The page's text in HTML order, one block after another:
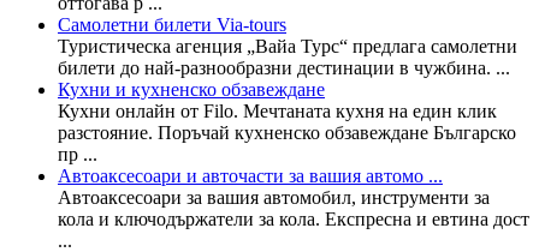
Самолетни билети Via-tours
Туристическа агенция „Вайа Турс“ предлага самолетни
билети до най-разнообразни дестинации в чужбина. ...
Кухни и кухненско обзавеждане
Кухни онлайн от Filo. Мечтаната кухня на един клик
разстояние. Поръчай кухненско обзавеждане Българско
пр ...
Автоаксесоари и авточасти за вашия автомо ...
Автоаксесоари за вашия автомобил, инструменти за
кола и ключодържатели за кола. Експресна и евтина дост
...